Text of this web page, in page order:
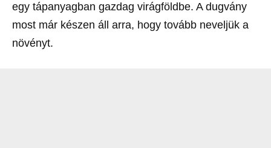
egy tápanyagban gazdag virágföldbe. A dugvány
most már készen áll arra, hogy tovább neveljük a
növényt.